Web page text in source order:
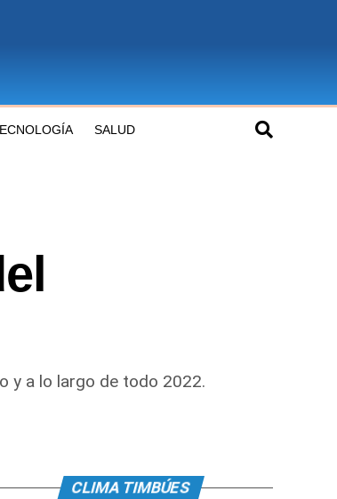
SALUD
y a lo largo de todo 2022.
CLIMA TIMBÚES